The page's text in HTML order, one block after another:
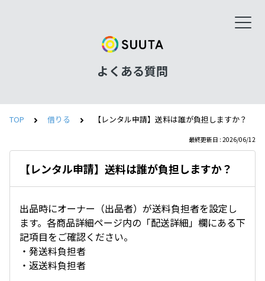
よくある質問
TOP 借りる 【レンタル申請】送料は誰が負担しますか？
最終更新日 : 2026/06/12
【レンタル申請】送料は誰が負担しますか？
出品時にオーナー（出品者）が送料負担者を設定し
ます。各商品詳細ページ内の「配送詳細」欄にある下
記項目をご確認ください。
・発送料負担者
・返送料負担者